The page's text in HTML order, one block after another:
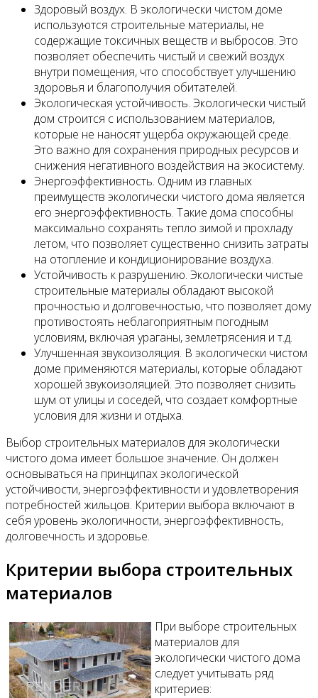
Здоровый воздух. В экологически чистом доме
используются строительные материалы, не
содержащие токсичных веществ и выбросов. Это
позволяет обеспечить чистый и свежий воздух
внутри помещения, что способствует улучшению
здоровья и благополучия обитателей.
Экологическая устойчивость. Экологически чистый
дом строится с использованием материалов,
которые не наносят ущерба окружающей среде.
Это важно для сохранения природных ресурсов и
снижения негативного воздействия на экосистему.
Энергоэффективность. Одним из главных
преимуществ экологически чистого дома является
его энергоэффективность. Такие дома способны
максимально сохранять тепло зимой и прохладу
летом, что позволяет существенно снизить затраты
на отопление и кондиционирование воздуха.
Устойчивость к разрушению. Экологически чистые
строительные материалы обладают высокой
прочностью и долговечностью, что позволяет дому
противостоять неблагоприятным погодным
условиям, включая ураганы, землетрясения и т.д.
Улучшенная звукоизоляция. В экологически чистом
доме применяются материалы, которые обладают
хорошей звукоизоляцией. Это позволяет снизить
шум от улицы и соседей, что создает комфортные
условия для жизни и отдыха.
Выбор строительных материалов для экологически
чистого дома имеет большое значение. Он должен
основываться на принципах экологической
устойчивости, энергоэффективности и удовлетворения
потребностей жильцов. Критерии выбора включают в
себя уровень экологичности, энергоэффективность,
долговечность и здоровье.
Критерии выбора строительных
материалов
При выборе строительных
материалов для
экологически чистого дома
следует учитывать ряд
критериев: